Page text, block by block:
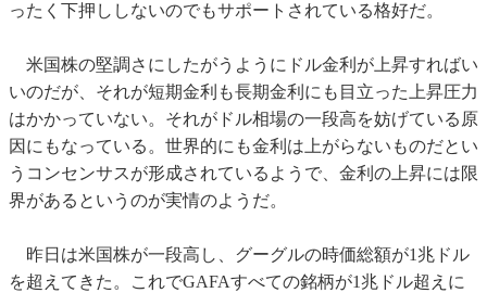
ったく下押ししないのでもサポートされている格好だ。
米国株の堅調さにしたがうようにドル金利が上昇すればい
いのだが、それが短期金利も長期金利にも目立った上昇圧力
はかかっていない。それがドル相場の一段高を妨げている原
因にもなっている。世界的にも金利は上がらないものだとい
うコンセンサスが形成されているようで、金利の上昇には限
界があるというのが実情のようだ。
昨日は米国株が一段高し、グーグルの時価総額が1兆ドル
を超えてきた。これでGAFAすべての銘柄が1兆ドル超えに